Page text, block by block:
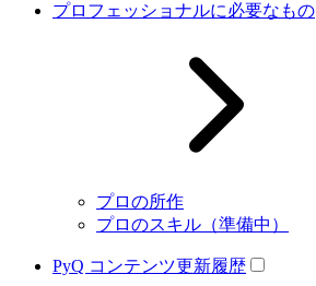
プロフェッショナルに必要なもの
プロの所作
プロのスキル（準備中）
PyQ コンテンツ更新履歴